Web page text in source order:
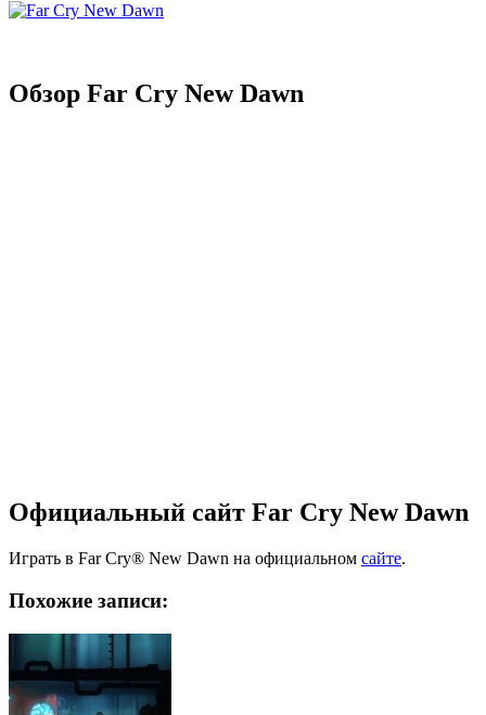
Обзор Far Cry New Dawn
Официальный сайт Far Cry New Dawn
Играть в Far Cry® New Dawn на официальном сайте.
Похожие записи: